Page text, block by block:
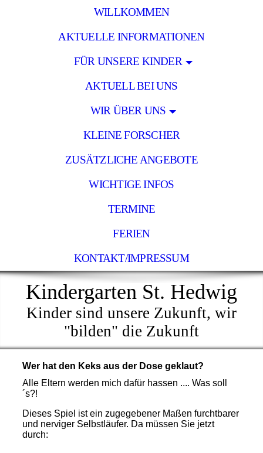
WILLKOMMEN
AKTUELLE INFORMATIONEN
FÜR UNSERE KINDER
AKTUELL BEI UNS
WIR ÜBER UNS
KLEINE FORSCHER
ZUSÄTZLICHE ANGEBOTE
WICHTIGE INFOS
TERMINE
FERIEN
KONTAKT/IMPRESSUM
Kindergarten St. Hedwig
Kinder sind unsere Zukunft, wir
"bilden" die Zukunft
Wer hat den Keks aus der Dose geklaut?
Alle Eltern werden mich dafür hassen .... Was soll
´s?!
Dieses Spiel ist ein zugegebener Maßen furchtbarer
und nerviger Selbstläufer. Da müssen Sie jetzt
durch: